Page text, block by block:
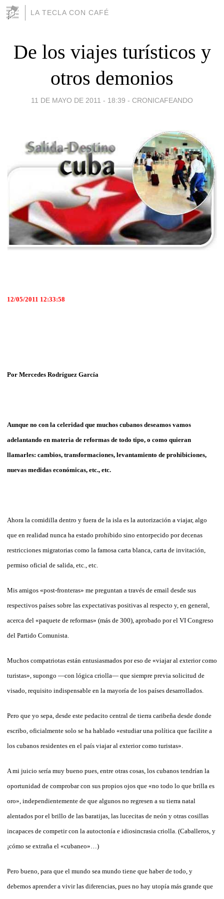
LA TECLA CON CAFÉ
De los viajes turísticos y
otros demonios
11 DE MAYO DE 2011 - 18:39 - CRONICAFEANDO
12/05/2011 12:33:58
Por Mercedes Rodríguez García
Aunque no con la celeridad que muchos cubanos deseamos vamos
adelantando en materia de reformas de todo tipo, o como quieran
llamarles: cambios, transformaciones, levantamiento de prohibiciones,
nuevas medidas económicas, etc., etc.
Ahora la comidilla dentro y fuera de la isla es la autorización a viajar, algo
que en realidad nunca ha estado prohibido sino entorpecido por decenas
restricciones migratorias como la famosa carta blanca, carta de invitación,
permiso oficial de salida, etc., etc.
Mis amigos «post-fronteras» me preguntan a través de email desde sus
respectivos países sobre las expectativas positivas al respecto y, en general,
acerca del «paquete de reformas» (más de 300), aprobado por el VI Congreso
del Partido Comunista.
Muchos compatriotas están entusiasmados por eso de «viajar al exterior como
turistas», supongo —con lógica criolla— que siempre previa solicitud de
visado, requisito indispensable en la mayoría de los países desarrollados.
Pero que yo sepa, desde este pedacito central de tierra caribeña desde donde
escribo, oficialmente solo se ha hablado «estudiar una política que facilite a
los cubanos residentes en el país viajar al exterior como turistas».
A mi juicio sería muy bueno pues, entre otras cosas, los cubanos tendrían la
oportunidad de comprobar con sus propios ojos que «no todo lo que brilla es
oro», independientemente de que algunos no regresen a su tierra natal
alentados por el brillo de las baratijas, las lucecitas de neón y otras cosillas
incapaces de competir con la autoctonía e idiosincrasia criolla. (Caballeros, y
¡cómo se extraña el «cubaneo»…)
Pero bueno, para que el mundo sea mundo tiene que haber de todo, y
debemos aprender a vivir las diferencias, pues no hay utopía más grande que